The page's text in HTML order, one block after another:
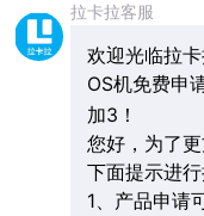
拉卡拉客服
欢迎光临拉
OS机免费申
加3！
您好，为了
下面提示进行
1、产品申请